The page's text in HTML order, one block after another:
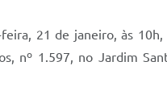
21 de janeiro, às
nº 1.597, no Jardim